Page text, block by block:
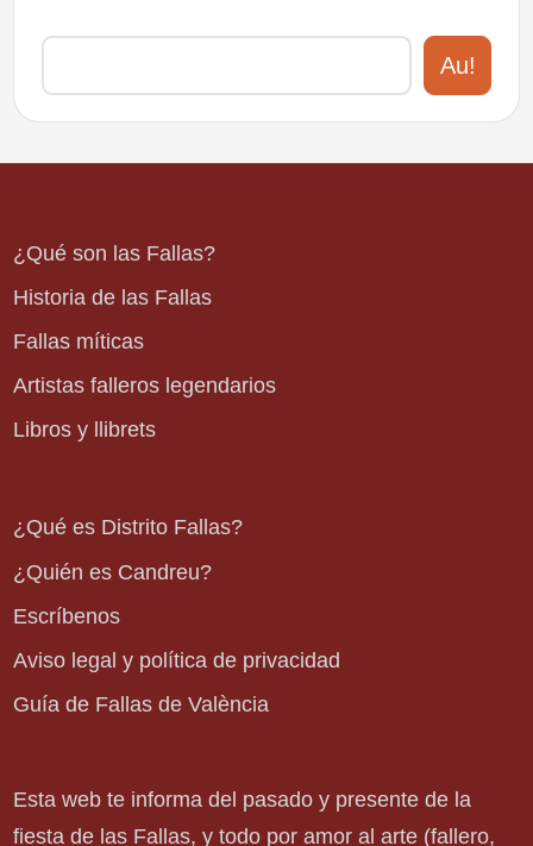
Au!
¿Qué son las Fallas?
Historia de las Fallas
Fallas míticas
Artistas falleros legendarios
Libros y llibrets
¿Qué es Distrito Fallas?
¿Quién es Candreu?
Escríbenos
Aviso legal y política de privacidad
Guía de Fallas de València
Esta web te informa del pasado y presente de la
fiesta de las Fallas, y todo por amor al arte (fallero,